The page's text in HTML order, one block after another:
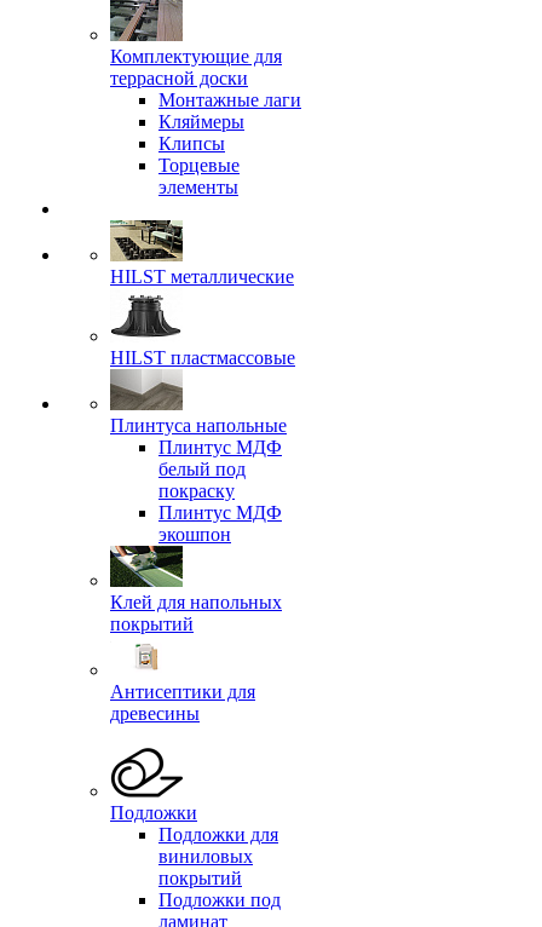
Комплектующие для
террасной доски
Монтажные лаги
Кляймеры
Клипсы
Торцевые
элементы
HILST металлические
HILST пластмассовые
Плинтуса напольные
Плинтус МДФ
белый под
покраску
Плинтус МДФ
экошпон
Клей для напольных
покрытий
Антисептики для
древесины
Подложки
Подложки для
виниловых
покрытий
Подложки под
ламинат